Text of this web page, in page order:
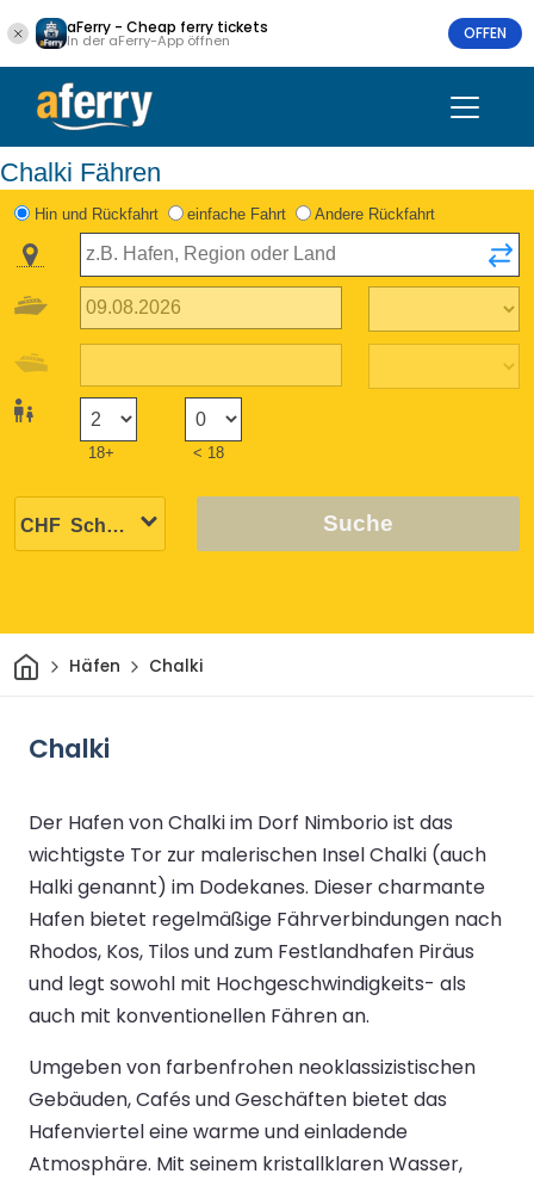
aFerry - Cheap ferry tickets
In der aFerry-App öffnen OFFEN
Chalki Fähren
Hin und Rückfahrt einfache Fahrt Andere Rückfahrt
18+ < 18
Suche
HeimHäfen Chalki
Chalki
Der Hafen von Chalki im Dorf Nimborio ist das
wichtigste Tor zur malerischen Insel Chalki (auch
Halki genannt) im Dodekanes. Dieser charmante
Hafen bietet regelmäßige Fährverbindungen nach
Rhodos, Kos, Tilos und zum Festlandhafen Piräus
und legt sowohl mit Hochgeschwindigkeits- als
auch mit konventionellen Fähren an.
Umgeben von farbenfrohen neoklassizistischen
Gebäuden, Cafés und Geschäften bietet das
Hafenviertel eine warme und einladende
Atmosphäre. Mit seinem kristallklaren Wasser,